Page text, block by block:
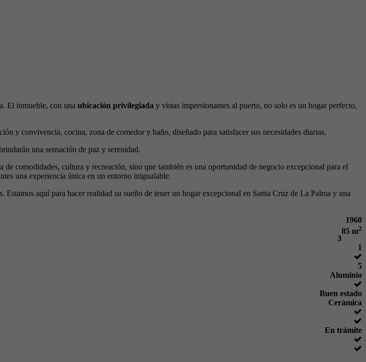
El inmueble, con una ubicación privilegiada y vistas impresionantes al puerto, no solo es un hogar perfecto,
y convivencia, cocina, zona de comedor y baño, diseñado para satisfacer sus necesidades diarias.
una sensación de paz y serenidad.
comodidades, cultura y recreación, sino que también es una oportunidad de negocio excepcional para el
una experiencia única en un entorno inigualable.
aquí para hacer realidad su sueño de tener un hogar excepcional en Santa Cruz de La Palma y una
1960
85 m2
3
1
5
Aluminio
Buen estado
Cerámica
En trámite